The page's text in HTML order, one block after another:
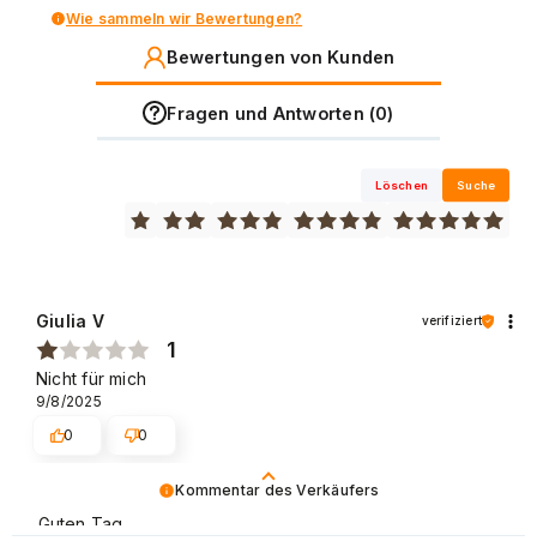
Wie sammeln wir Bewertungen?
Bewertungen von Kunden
Fragen und Antworten (0)
Löschen Suche
Kommentar des Verkäufers
Guten Tag,
Giulia V verifiziert
1
Nicht für mich
9/8/2025
0
0